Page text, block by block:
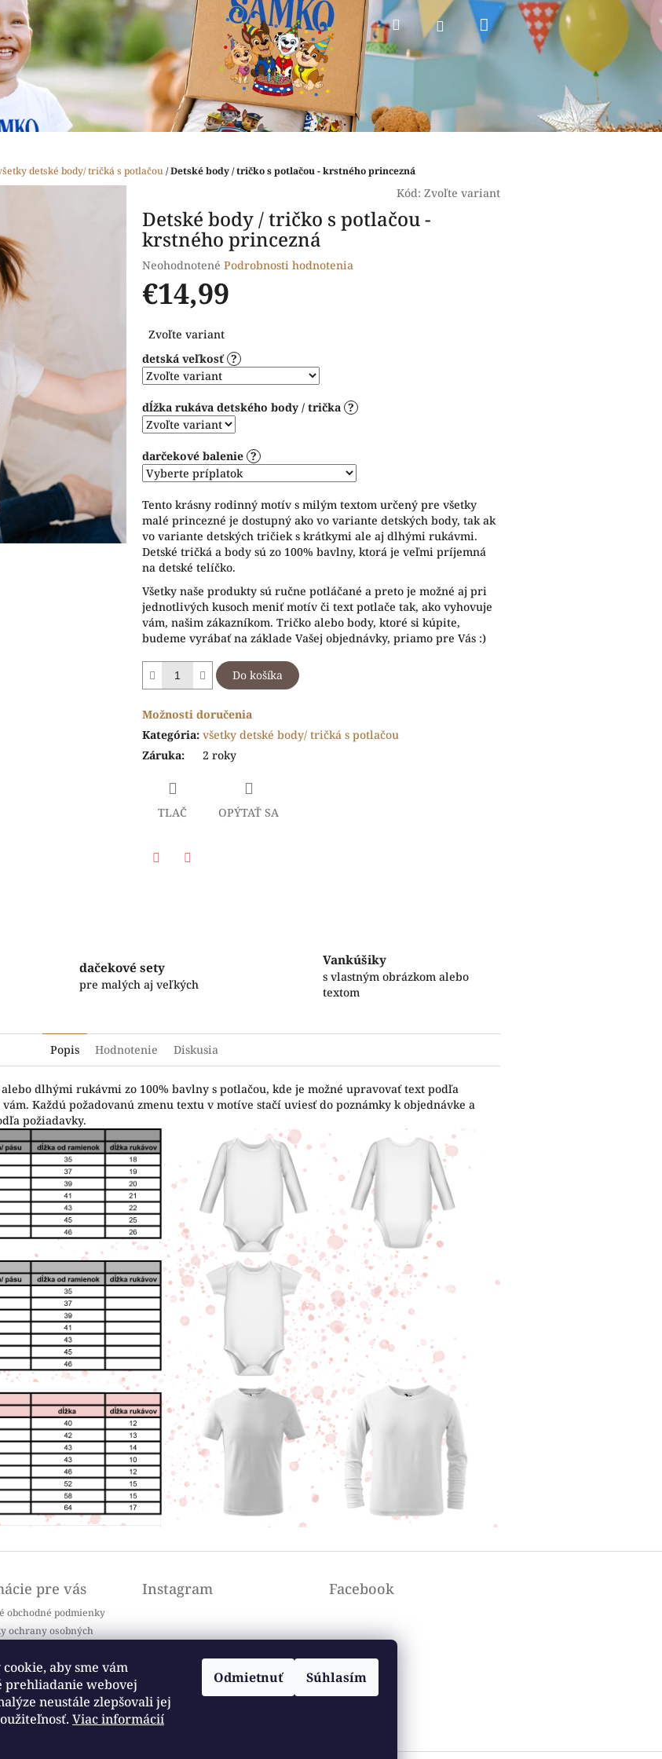
aby sme vám
prehliadanie webovej
neustále zlepšovali jej
Viac informácií
Odmietnuť Súhlasím
HľadaťPrihlásenieNákupný
detské body/ tričká s potlačou/Detské body / tričko s potlačou - krstného princezná
Kód: Zvoľte variant
Detské body / tričko s potlačou -
krstného princezná
Priemerné
hodnotenie
produktu
0,0
5
hviezdičiek.
Neohodnotené Podrobnosti hodnotenia
€14,99
cena:
Zvoľte variant
detská veľkosť ?
dĺžka rukáva detského body / trička ?
darčekové balenie ?
Tento krásny rodinný motív s milým textom určený pre všetky
malé princezné je dostupný ako vo variante detských body, tak ak
vo variante detských tričiek s krátkymi ale aj dlhými rukávmi.
Detské tričká a body sú zo 100% bavlny, ktorá je veľmi príjemná
na detské telíčko.
Všetky naše produkty sú ručne potláčané a preto je možné aj pri
jednotlivých kusoch meniť motív či text potlače tak, ako vyhovuje
vám, našim zákazníkom. Tričko alebo body, ktoré si kúpite,
budeme vyrábať na základe Vašej objednávky, priamo pre Vás :)
Do košíka
Možnosti doručenia
Kategória: všetky detské body/ tričká s potlačou
Záruka: 2 roky
TLAČ OPÝTAŤ SA
dačekové sety
pre malých aj veľkých
Vankúšiky
s vlastným obrázkom alebo
textom
Popis Hodnotenie Diskusia
dlhými rukávmi zo 100% bavlny s potlačou, kde je možné upravovať text podľa
Každú požadovanú zmenu textu v motíve stačí uviesť do poznámky k objednávke a
požiadavky.
pre vás
obchodné podmienky
ochrany osobných
platba
otázky / FAQ
Instagram
Sledovať na Instagrame
Facebook